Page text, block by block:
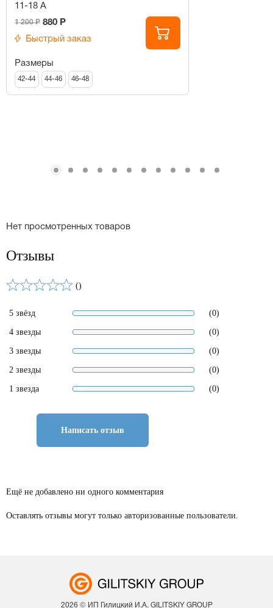
11-18 A
1 200 Р 880 Р
Быстрый заказ
Размеры
42-44 44-46 46-48
Нет просмотренных товаров
Отзывы
()
5 звёзд (0)
4 звезды (0)
3 звезды (0)
2 звезды (0)
1 звезда (0)
Написать отзыв
Ещё не добавлено ни одного комментария
Оставлять отзывы могут только авторизованные пользователи.
2026 © ИП Гилицкий И.А. GILITSKIY GROUP